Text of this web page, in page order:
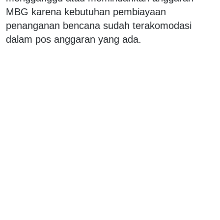
MBG karena kebutuhan pembiayaan
penanganan bencana sudah terakomodasi
dalam pos anggaran yang ada.